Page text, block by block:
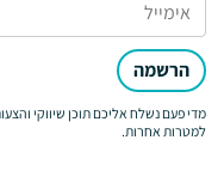
הרשמה
מדי פעם נשלח אליכם תוכן שיווקי
למטרות אחרות.